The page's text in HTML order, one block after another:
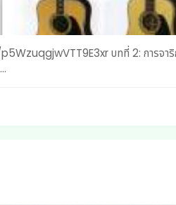
ริกสู่ "อาศรมเร้นลับ" และวิชาหูทิพย์